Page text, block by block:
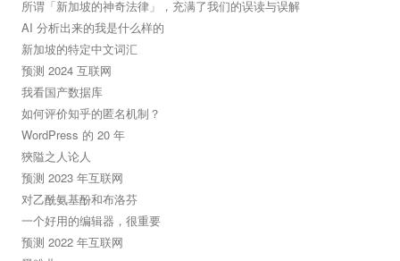
所谓「新加坡的神奇法律」，充满了我们的误读与误解
AI 分析出来的我是什么样的
新加坡的特定中文词汇
预测 2024 互联网
我看国产数据库
如何评价知乎的匿名机制？
WordPress 的 20 年
狹隘之人论人
预测 2023 年互联网
对乙酰氨基酚和布洛芬
一个好用的编辑器，很重要
预测 2022 年互联网